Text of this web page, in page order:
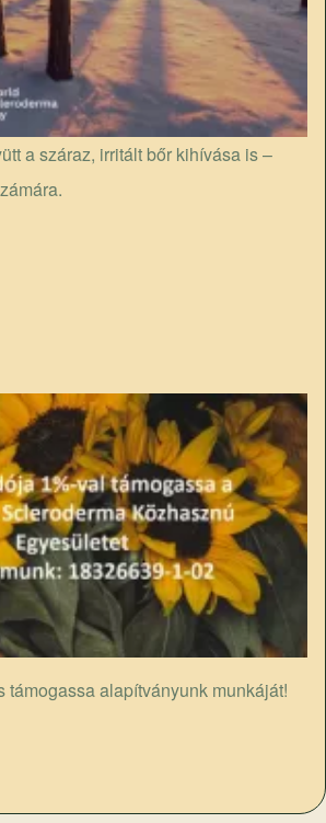
a száraz, irritált bőr kihívása is –
támogassa alapítványunk munkáját!